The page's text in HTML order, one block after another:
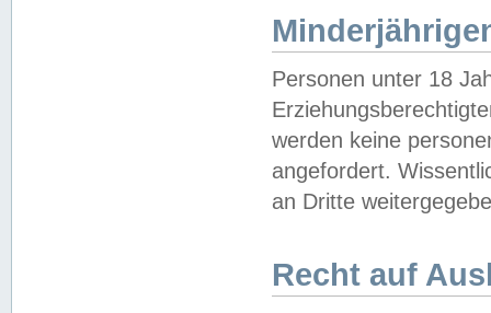
Personen unter 18
werden keine
angefordert.
an Dritte
Recht auf